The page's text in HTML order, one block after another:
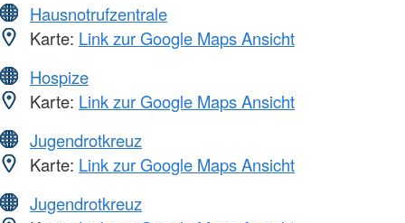
Hausnotrufzentrale
Karte: Link zur Google Maps Ansicht
Hospize
Karte: Link zur Google Maps Ansicht
Jugendrotkreuz
Karte: Link zur Google Maps Ansicht
Jugendrotkreuz